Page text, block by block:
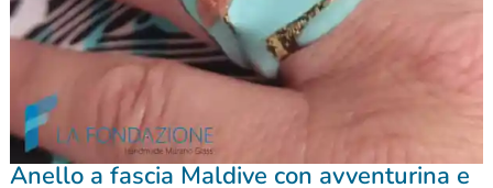
Anello a fascia Maldive con avventurina e